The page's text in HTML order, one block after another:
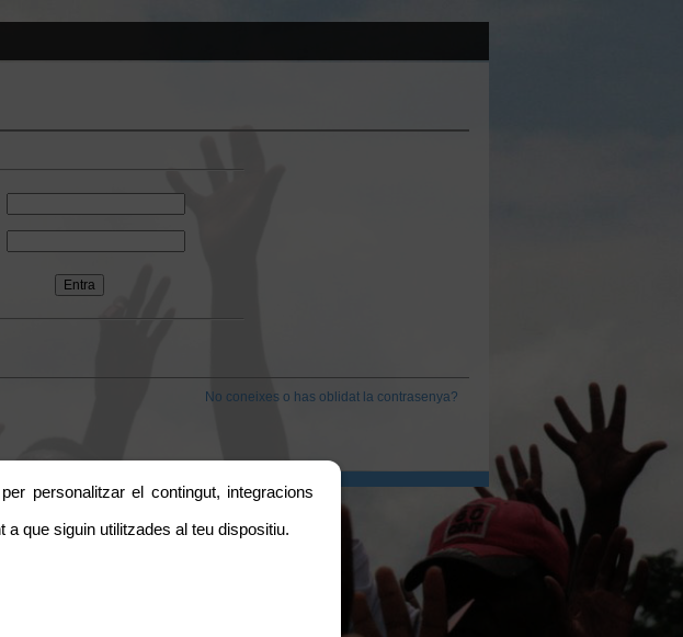
No coneixes o has oblidat la contrasenya?
personalitzar el contingut, integracions
que siguin utilitzades al teu dispositiu.